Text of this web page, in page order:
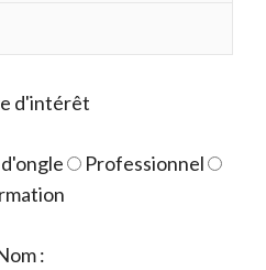
d'intérêt
Professionnel
: